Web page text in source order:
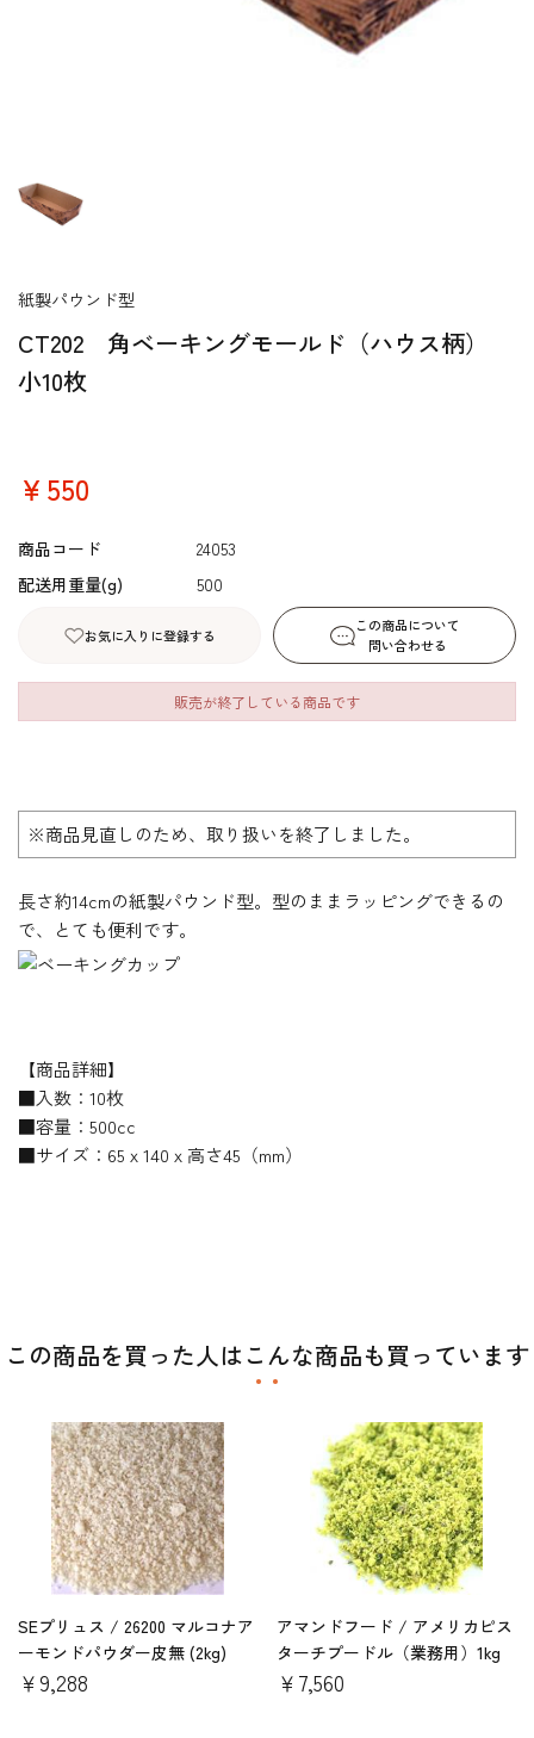
CT202 角ベーキングモールド（ハウス柄）
小10枚
紙製パウンド型
￥550
商品コード
24053
配送用重量(g)
500
お気に入りに登録する
この商品について
問い合わせる
販売が終了している商品です
※商品見直しのため、取り扱いを終了しました。
長さ約14cmの紙製パウンド型。型のままラッピングできるの
で、とても便利です。
【商品詳細】
■入数：10枚
■容量：500cc
■サイズ：65ｘ140ｘ高さ45（mm）
この商品を買った人はこんな商品も買っています
SEプリュス / 26200 マルコナア
ーモンドパウダー皮無 (2kg)
￥9,288
アマンドフード / アメリカピス
ターチプードル（業務用）1kg
￥7,560